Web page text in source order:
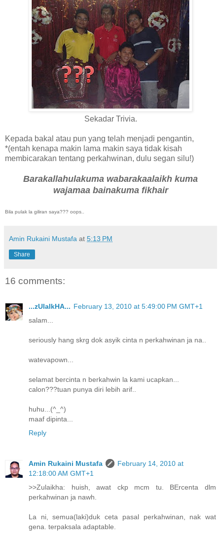
Sekadar Trivia.
Kepada bakal atau pun yang telah menjadi pengantin,
*(entah kenapa makin lama makin saya tidak kisah
membicarakan tentang perkahwinan, dulu segan silu!)
Barakallahulakuma wabarakaalaikh kuma
wajamaa bainakuma fikhair
Bila pulak la giliran saya??? oops..
Amin Rukaini Mustafa at 5:13 PM
Share
16 comments:
...zUlaIkHA... February 13, 2010 at 5:49:00 PM GMT+1
salam...
seriously hang skrg dok asyik cinta n perkahwinan ja na..
watevapown...
selamat bercinta n berkahwin la kami ucapkan...
calon???tuan punya diri lebih arif..
huhu...(^_^)
maaf dipinta...
Reply
Amin Rukaini Mustafa
February 14, 2010 at
12:18:00 AM GMT+1
>>Zulaikha: huish, awat ckp mcm tu. BErcenta dlm
perkahwinan ja nawh.
La ni, semua(laki)duk ceta pasal perkahwinan, nak wat
gena. terpaksala adaptable.